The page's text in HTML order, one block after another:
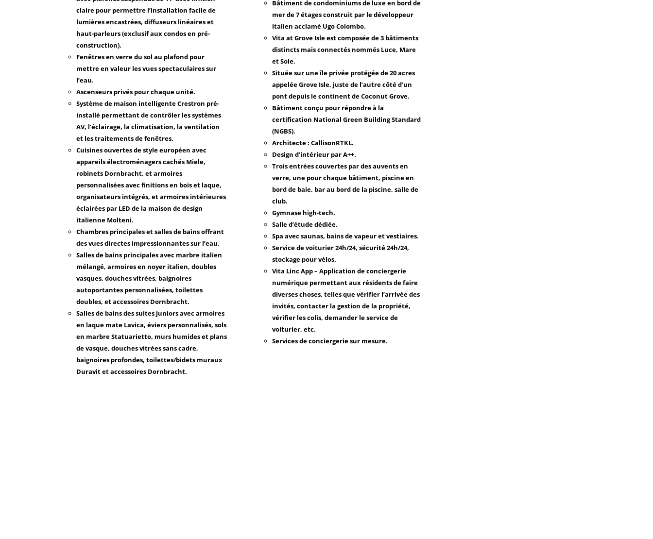
claire pour permettre l’installation facile de
lumières encastrées, diffuseurs linéaires et
haut-parleurs (exclusif aux condos en pré-
construction).
Fenêtres en verre du sol au plafond pour
mettre en valeur les vues spectaculaires sur
l’eau.
Ascenseurs privés pour chaque unité.
Système de maison intelligente Crestron pré-
installé permettant de contrôler les systèmes
AV, l’éclairage, la climatisation, la ventilation
et les traitements de fenêtres.
Cuisines ouvertes de style européen avec
appareils électroménagers cachés Miele,
robinets Dornbracht, et armoires
personnalisées avec finitions en bois et laque,
organisateurs intégrés, et armoires intérieures
éclairées par LED de la maison de design
italienne Molteni.
Chambres principales et salles de bains offrant
des vues directes impressionnantes sur l’eau.
Salles de bains principales avec marbre italien
mélangé, armoires en noyer italien, doubles
vasques, douches vitrées, baignoires
autoportantes personnalisées, toilettes
doubles, et accessoires Dornbracht.
Salles de bains des suites juniors avec armoires
en laque mate Lavica, éviers personnalisés, sols
en marbre Statuarietto, murs humides et plans
de vasque, douches vitrées sans cadre,
baignoires profondes, toilettes/bidets muraux
Duravit et accessoires Dornbracht.
Bâtiment de condominiums de luxe en bord de
mer de 7 étages construit par le développeur
italien acclamé Ugo Colombo.
Vita at Grove Isle est composée de 3 bâtiments
distincts mais connectés nommés Luce, Mare
et Sole.
Située sur une île privée protégée de 20 acres
appelée Grove Isle, juste de l’autre côté d’un
pont depuis le continent de Coconut Grove.
Bâtiment conçu pour répondre à la
certification National Green Building Standard
(NGBS).
Architecte : CallisonRTKL.
Design d’intérieur par A++.
Trois entrées couvertes par des auvents en
verre, une pour chaque bâtiment, piscine en
bord de baie, bar au bord de la piscine, salle de
club.
Gymnase high-tech.
Salle d’étude dédiée.
Spa avec saunas, bains de vapeur et vestiaires.
Service de voiturier 24h/24, sécurité 24h/24,
stockage pour vélos.
Vita Linc App – Application de conciergerie
numérique permettant aux résidents de faire
diverses choses, telles que vérifier l’arrivée des
invités, contacter la gestion de la propriété,
vérifier les colis, demander le service de
voiturier, etc.
Services de conciergerie sur mesure.